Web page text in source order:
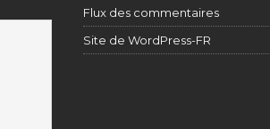
Flux des commentaires
Site de WordPress-FR